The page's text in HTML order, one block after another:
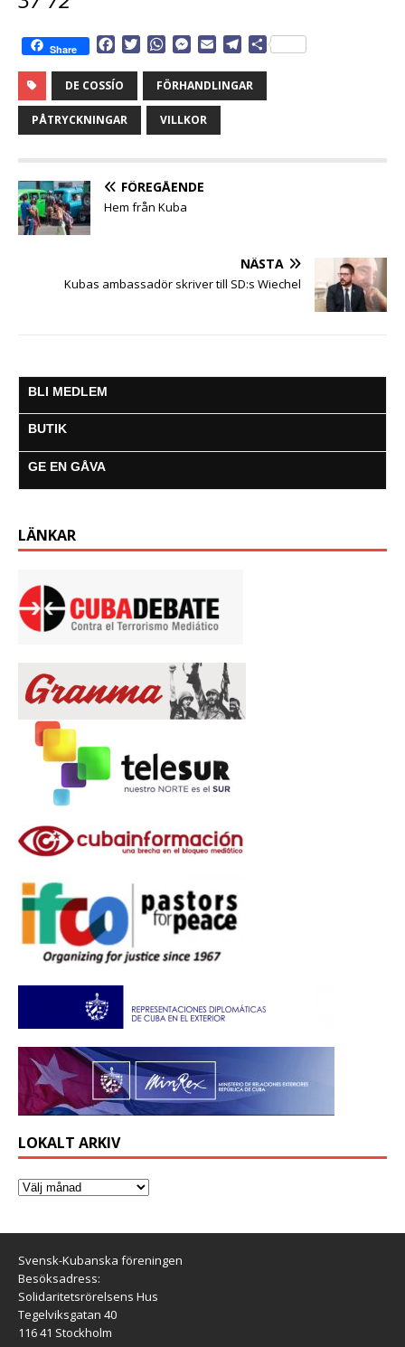
Share
c
e
b
o
t
e
W
a
t
s
A
M
s
s
e
n
r
a
i
l
e
D
DE COSSÍO FÖRHANDLINGAR
PÅTRYCKNINGAR VILLKOR
FÖREGÅENDE
Hem från Kuba
NÄSTA
Kubas ambassadör skriver till SD:s Wiechel
BLI MEDLEM
BUTIK
GE EN GÅVA
LÄNKAR
LOKALT ARKIV
Svensk-Kubanska föreningen
Besöksadress:
Solidaritetsrörelsens Hus
Tegelviksgatan 40
116 41 Stockholm